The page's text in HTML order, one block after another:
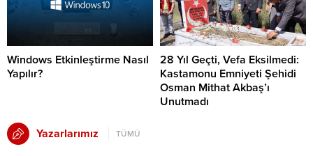
Windows Etkinleştirme Nasıl
Yapılır?
28 Yıl Geçti, Vefa Eksilmedi:
Kastamonu Emniyeti Şehidi
Osman Mithat Akbaş’ı
Unutmadı
Yazarlarımız TÜMÜ